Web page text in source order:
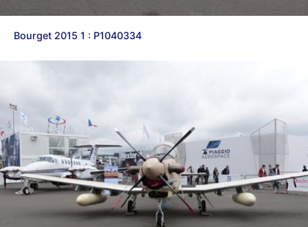
Bourget 2015 1 : P1040334